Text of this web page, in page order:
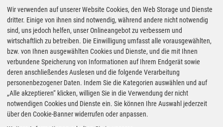
Darüber hinaus halten wir Sie wie gewohnt tagesaktuell über die
jüngsten Entwicklungen und Neuigkeiten in der Fahrzeugindustrie
sowie der Verkehrspolitik auf dem Laufenden. (aum)
Wir verwenden auf unserer Website Cookies, den Web Storage und Dienste
dritter. Einige von ihnen sind notwendig, während andere nicht notwendig
sind, uns jedoch helfen, unser Onlineangebot zu verbessern und
wirtschaftlich zu betreiben. Die Einwilligung umfasst alle vorausgewählten,
bzw. von Ihnen ausgewählten Cookies und Dienste, und die mit Ihnen
verbundene Speicherung von Informationen auf Ihrem Endgerät sowie
deren anschließendes Auslesen und die folgende Verarbeitung
personenbezogener Daten. Indem Sie die Kategorien auswählen und auf
„Alle akzeptieren“ klicken, willigen Sie in die Verwendung der nicht
notwendigen Cookies und Dienste ein. Sie können Ihre Auswahl jederzeit
über den Cookie-Banner widerrufen oder anpassen.